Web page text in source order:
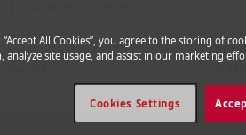
Abflug
“Accept All Cookies”, you agree to the storing of
analyze site usage, and assist in our marketing
Cookies Settings